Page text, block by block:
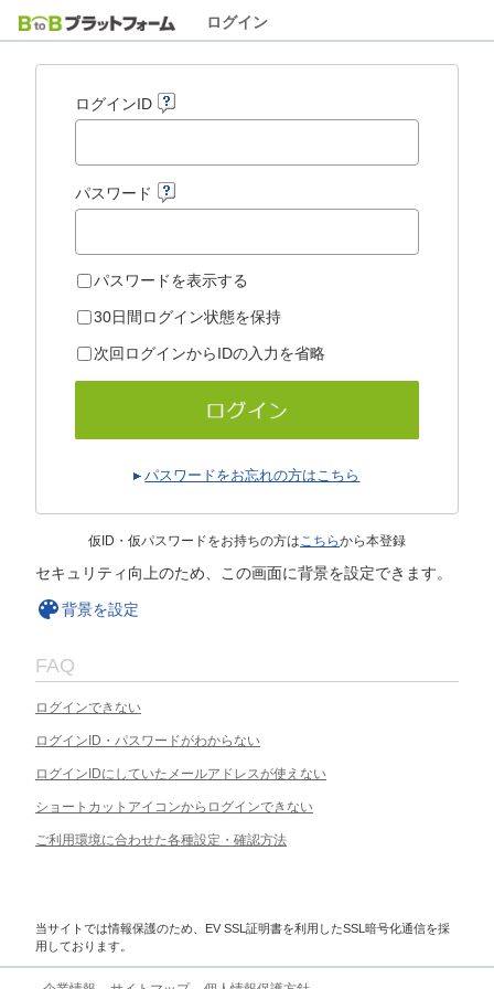
ログイン
ログインID
パスワード
パスワードを表示する
30日間ログイン状態を保持
次回ログインからIDの入力を省略
パスワードをお忘れの方はこちら
仮ID・仮パスワードをお持ちの方はこちらから本登録
セキュリティ向上のため、この画面に背景を設定できます。
背景を設定
FAQ
ログインできない
ログインID・パスワードがわからない
ログインIDにしていたメールアドレスが使えない
ショートカットアイコンからログインできない
ご利用環境に合わせた各種設定・確認方法
当サイトでは情報保護のため、EV SSL証明書を利用したSSL暗号化通信を採
用しております。